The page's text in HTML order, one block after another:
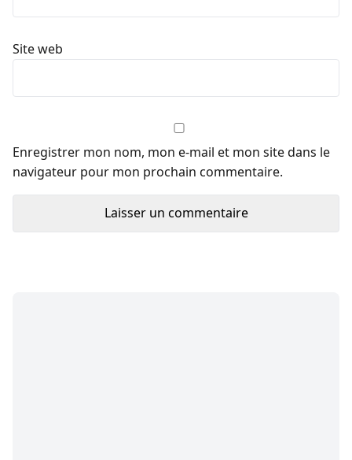
Site web
Enregistrer mon nom, mon e-mail et mon site dans le
navigateur pour mon prochain commentaire.